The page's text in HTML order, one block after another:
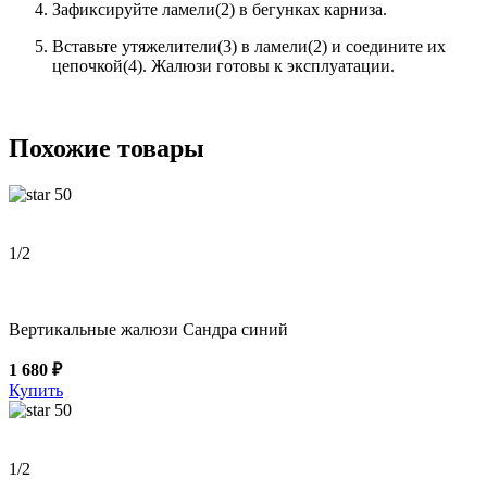
Зафиксируйте ламели(2) в бегунках карниза.
Вставьте утяжелители(3) в ламели(2) и соедините их
цепочкой(4). Жалюзи готовы к эксплуатации.
Похожие товары
50
1/2
Вертикальные жалюзи Сандра синий
1 680 ₽
Купить
50
1/2